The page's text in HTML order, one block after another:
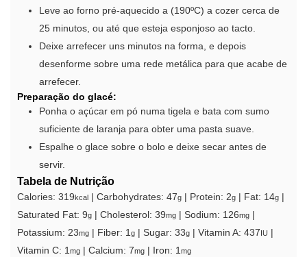
Leve ao forno pré-aquecido a (190ºC) a cozer cerca de
25 minutos, ou até que esteja esponjoso ao tacto.
Deixe arrefecer uns minutos na forma, e depois
desenforme sobre uma rede metálica para que acabe de
arrefecer.
Preparação do glacé:
Ponha o açúcar em pó numa tigela e bata com sumo
suficiente de laranja para obter uma pasta suave.
Espalhe o glace sobre o bolo e deixe secar antes de
servir.
Tabela de Nutrição
Calories: 319kcal Carbohydrates: 47g Protein: 2g Fat: 14g
Saturated Fat: 9g Cholesterol: 39mg Sodium: 126mg
Potassium: 23mg Fiber: 1g Sugar: 33g Vitamin A: 437IU
Vitamin C: 1mg Calcium: 7mg Iron: 1mg